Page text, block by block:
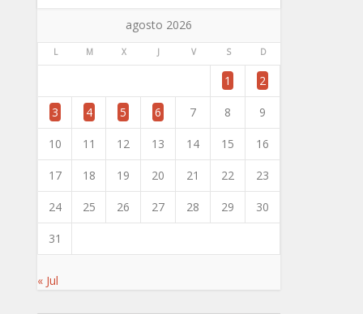
agosto 2026
L M X J V S D
1 2
3 4 5 6 7 8 9
10 11 12 13 14 15 16
17 18 19 20 21 22 23
24 25 26 27 28 29 30
31
« Jul